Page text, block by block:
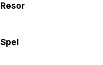
Resor
Spel